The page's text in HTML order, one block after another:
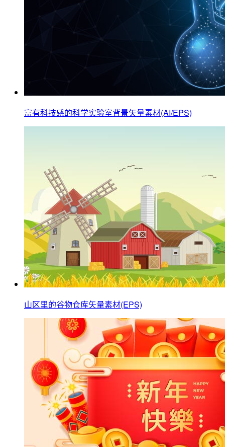
富有科技感的科学实验室背景矢量素材(AI/EPS)
山区里的谷物仓库矢量素材(EPS)